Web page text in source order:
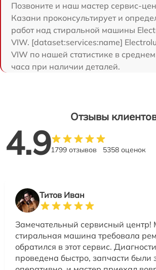
Позвоните и наш мастер сервис-
Казани проконсультирует и
работ над стиральной машины
VIW. [dataset:services:name]
VIW по нашей статистике в
часа при наличии деталей.
Отзывы
4.91799 отзывов 5358 оценок
Титов Иван
Замечательный сервисный центр!
стиральная машина требовала
обратился в этот сервис.
проведена быстро, запчасти были